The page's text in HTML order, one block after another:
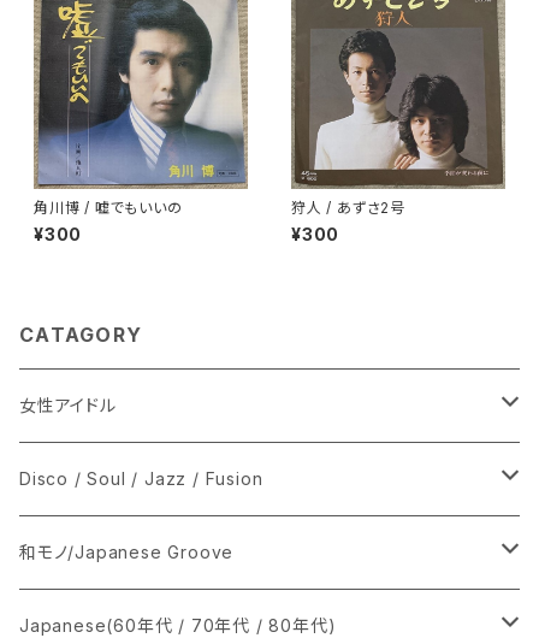
角川博 / 嘘でもいいの
¥300
狩人 / あずさ2号
¥300
CATAGORY
女性アイドル
シングル盤
あ行
か行
LP
CD
Disco / Soul / Jazz / Fusion
シングル盤
A
12インチ・シングル
和モノ/Japanese Groove
シングル盤
Japanese(60年代 / 70年代 / 80年代)